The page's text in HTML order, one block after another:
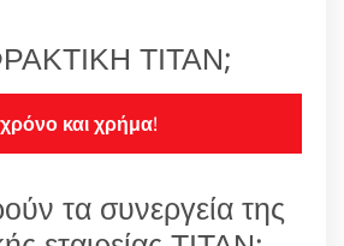
ΤΙΤΑΝ;
και χρήμα!
τα συνεργεία της